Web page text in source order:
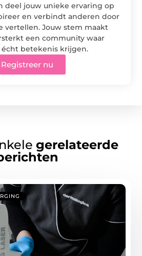
deel jouw unieke ervaring op
en verbindt anderen door
vertellen. Jouw stem maakt
een community waar
betekenis krijgen.
Registreer nu
gerelateerde